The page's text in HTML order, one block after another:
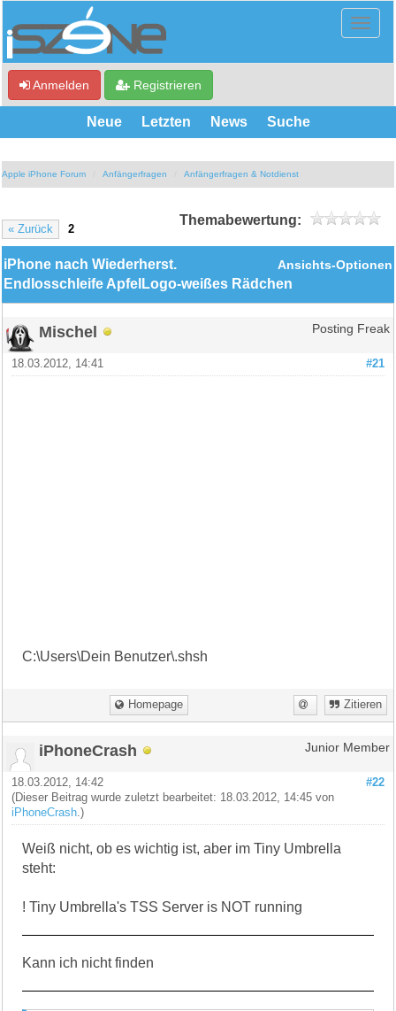
Anmelden Registrieren
Neue Letzten News Suche
Apple iPhone Forum Anfängerfragen Anfängerfragen & Notdienst
« Zurück 2
Themabewertung:
Ansichts-Optionen
iPhone nach Wiederherst.
Endlosschleife ApfelLogo-weißes Rädchen
Mischel Posting Freak
#21
18.03.2012, 14:41
C:\Users\Dein Benutzer\.shsh
Homepage Zitieren
iPhoneCrash Junior Member
#22
18.03.2012, 14:42
(Dieser Beitrag wurde zuletzt bearbeitet: 18.03.2012, 14:45 von
iPhoneCrash .)
Weiß nicht, ob es wichtig ist, aber im Tiny Umbrella
steht:
! Tiny Umbrella's TSS Server is NOT running
Kann ich nicht finden